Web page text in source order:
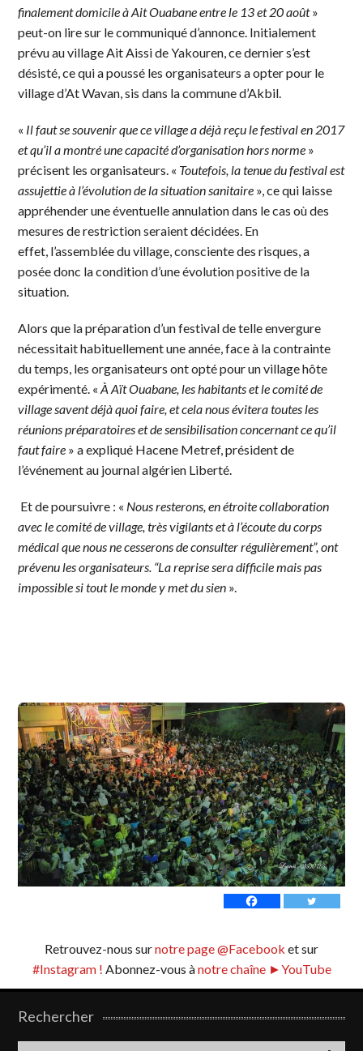
finalement domicile à Ait Ouabane entre le 13 et 20 août»
peut-on lire sur le communiqué d’annonce. Initialement
prévu au village Ait Aissi de Yakouren, ce dernier s’est
désisté, ce qui a poussé les organisateurs a opter pour le
village d’At Wavan, sis dans la commune d’Akbil.
« Il faut se souvenir que ce village a déjà reçu le festival en 2017
et qu’il a montré une capacité d’organisation hors norme »
précisent les organisateurs. « Toutefois, la tenue du festival est
assujettie à l’évolution de la situation sanitaire », ce qui laisse
appréhender une éventuelle annulation dans le cas où des
mesures de restriction seraient décidées. En
effet, l’assemblée du village, consciente des risques, a
posée donc la condition d’une évolution positive de la
situation.
Alors que la préparation d’un festival de telle envergure
nécessitait habituellement une année, face à la contrainte
du temps, les organisateurs ont opté pour un village hôte
expérimenté. «À Aït Ouabane, les habitants et le comité de
village savent déjà quoi faire, et cela nous évitera toutes les
réunions préparatoires et de sensibilisation concernant ce qu’il
faut faire » a expliqué Hacene Metref, président de
l’événement au journal algérien Liberté.
Et de poursuivre : « Nous resterons, en étroite collaboration
avec le comité de village, très vigilants et à l’écoute du corps
médical que nous ne cesserons de consulter régulièrement”, ont
prévenu les organisateurs. “La reprise sera difficile mais pas
impossible si tout le monde y met du sien ».
Retrouvez-nous surnotre page @Facebook et sur
#Instagram ! Abonnez-vous ànotre chaîne ►YouTube
Rechercher